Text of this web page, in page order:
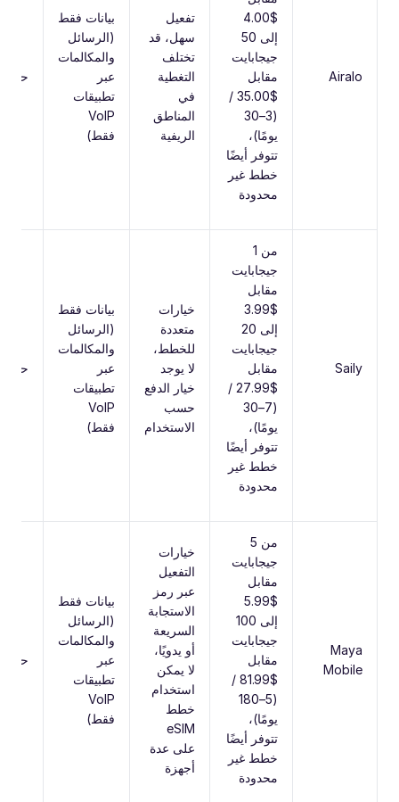
Airalo
$4.00
إلى 50
جيجابايت
مقابل
$35.00 /
(3–30
يومًا)،
تتوفر أيضًا
خطط غير
محدودة
تفعيل
سهل، قد
تختلف
التغطية
في
المناطق
الريفية
بيانات فقط
(الرسائل
والمكالمات
عبر
تطبيقات
VoIP
فقط)
حتى 5G
Saily
من 1
جيجابايت
مقابل
$3.99
إلى 20
جيجابايت
مقابل
$27.99 /
(7–30
يومًا)،
تتوفر أيضًا
خطط غير
محدودة
خيارات
متعددة
للخطط،
لا يوجد
خيار الدفع
حسب
الاستخدام
بيانات فقط
(الرسائل
والمكالمات
عبر
تطبيقات
VoIP
فقط)
حتى 5G
Maya
Mobile
من 5
جيجابايت
مقابل
$5.99
إلى 100
جيجابايت
مقابل
$81.99 /
(5–180
يومًا)،
تتوفر أيضًا
خطط غير
محدودة
خيارات
التفعيل
عبر رمز
الاستجابة
السريعة
أو يدويًا،
لا يمكن
استخدام
خطط
eSIM
على عدة
أجهزة
بيانات فقط
(الرسائل
والمكالمات
عبر
تطبيقات
VoIP
فقط)
حتى 5G